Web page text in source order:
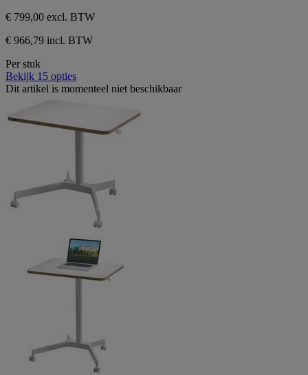
€ 799,00 excl. BTW
€ 966,79 incl. BTW
Per stuk
Bekijk 15 opties
Dit artikel is momenteel niet beschikbaar